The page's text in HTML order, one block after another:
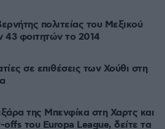
πολιτείας του Μεξικού
43 φοιτητών το 2014
σε επιθέσεις των Χούθι στη
της Μπενφίκα στη Χαρτς και
του Europa League, δείτε τα